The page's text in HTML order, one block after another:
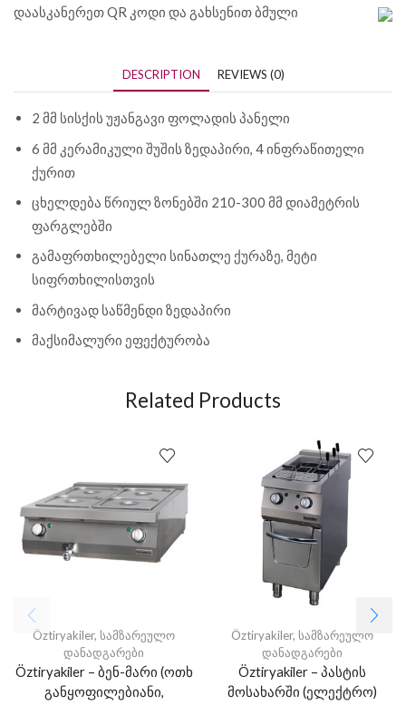
დაასკანერეთ QR კოდი და გახსენით ბმული
DESCRIPTION REVIEWS (0)
2 მმ სისქის უჟანგავი ფოლადის პანელი
6 მმ კერამიკული შუშის ზედაპირი, 4 ინფრაწითელი
ქურით
ცხელდება წრიულ ზონებში 210-300 მმ დიამეტრის
ფარგლებში
გამაფრთხილებელი სინათლე ქურაზე, მეტი
სიფრთხილისთვის
მარტივად საწმენდი ზედაპირი
მაქსიმალური ეფექტურობა
Related Products
Öztiryakiler, სამზარეულო
დანადგარები
Öztiryakiler – ბენ-მარი (ოთხ
განყოფილებიანი,
Öztiryakiler, სამზარეულო
დანადგარები
Öztiryakiler – პასტის
მოსახარში (ელექტრო)